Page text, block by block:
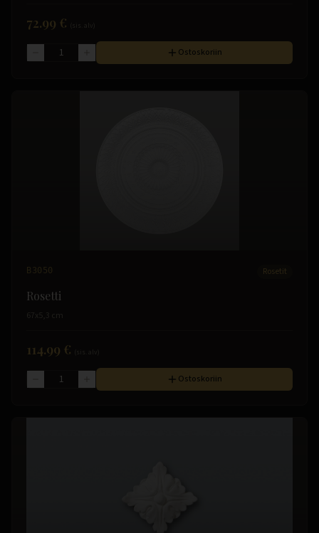
72.99 €
Ostoskoriin
B3050 Rosetit
Rosetti
67x5,3 cm
114.99 €
Ostoskoriin